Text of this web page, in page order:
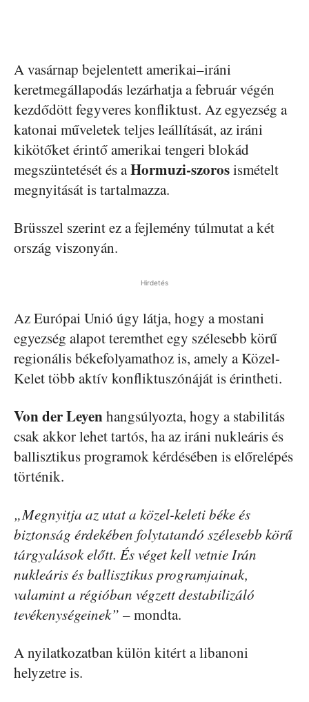
A vasárnap bejelentett amerikai–iráni
keretmegállapodás lezárhatja a február végén
kezdődött fegyveres konfliktust. Az egyezség a
katonai műveletek teljes leállítását, az iráni
kikötőket érintő amerikai tengeri blokád
megszüntetését és aHormuzi-szorosismételt
megnyitását is tartalmazza.
Brüsszel szerint ez a fejlemény túlmutat a két
ország viszonyán.
Hirdetés
Az Európai Unió úgy látja, hogy a mostani
egyezség alapot teremthet egy szélesebb körű
regionális békefolyamathoz is, amely a Közel-
Kelet több aktív konfliktuszónáját is érintheti.
Von der Leyenhangsúlyozta, hogy a stabilitás
csak akkor lehet tartós, ha az iráni nukleáris és
ballisztikus programok kérdésében is előrelépés
történik.
„Megnyitja az utat a közel-keleti béke és
biztonság érdekében folytatandó szélesebb körű
tárgyalások előtt. És véget kell vetnie Irán
nukleáris és ballisztikus programjainak,
valamint a régióban végzett destabilizáló
tevékenységeinek” – mondta.
A nyilatkozatban külön kitért a libanoni
helyzetre is.